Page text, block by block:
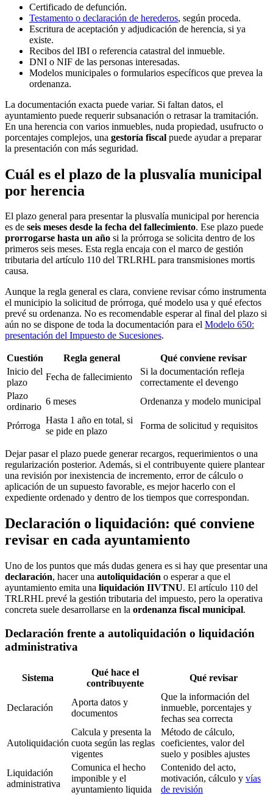
Certificado de defunción.
Testamento o declaración de herederos, según proceda.
Escritura de aceptación y adjudicación de herencia, si ya
existe.
Recibos del IBI o referencia catastral del inmueble.
DNI o NIF de las personas interesadas.
Modelos municipales o formularios específicos que prevea la
ordenanza.
La documentación exacta puede variar. Si faltan datos, el
ayuntamiento puede requerir subsanación o retrasar la tramitación.
En una herencia con varios inmuebles, nuda propiedad, usufructo o
porcentajes complejos, una gestoría fiscal puede ayudar a preparar
la presentación con más seguridad.
Cuál es el plazo de la plusvalía municipal
por herencia
El plazo general para presentar la plusvalía municipal por herencia
es de seis meses desde la fecha del fallecimiento. Ese plazo puede
prorrogarse hasta un año si la prórroga se solicita dentro de los
primeros seis meses. Esta regla encaja con el marco de gestión
tributaria del artículo 110 del TRLRHL para transmisiones mortis
causa.
Aunque la regla general es clara, conviene revisar cómo instrumenta
el municipio la solicitud de prórroga, qué modelo usa y qué efectos
prevé su ordenanza. No es recomendable esperar al final del plazo si
aún no se dispone de toda la documentación para el Modelo 650:
presentación del Impuesto de Sucesiones.
Cuestión Regla general
Qué conviene revisar
Inicio del
plazo
Fecha de fallecimiento
Si la documentación refleja
correctamente el devengo
Plazo
ordinario
6 meses Ordenanza y modelo municipal
Prórroga
Hasta 1 año en total, si
se pide en plazo
Forma de solicitud y requisitos
Dejar pasar el plazo puede generar recargos, requerimientos o una
regularización posterior. Además, si el contribuyente quiere plantear
una revisión por inexistencia de incremento, error de cálculo o
aplicación de un supuesto favorable, es mejor hacerlo con el
expediente ordenado y dentro de los tiempos que correspondan.
Declaración o liquidación: qué conviene
revisar en cada ayuntamiento
Uno de los puntos que más dudas genera es si hay que presentar una
declaración, hacer una autoliquidación o esperar a que el
ayuntamiento emita una liquidación IIVTNU. El artículo 110 del
TRLRHL prevé la gestión tributaria del impuesto, pero la operativa
concreta suele desarrollarse en la ordenanza fiscal municipal.
Declaración frente a autoliquidación o liquidación
administrativa
Sistema
Qué hace el
contribuyente
Qué revisar
Declaración
Aporta datos y
documentos
Que la información del
inmueble, porcentajes y
fechas sea correcta
Autoliquidación
Calcula y presenta la
cuota según las reglas
vigentes
Método de cálculo,
coeficientes, valor del
suelo y posibles ajustes
Liquidación
administrativa
Comunica el hecho
imponible y el
ayuntamiento liquida
Contenido del acto,
motivación, cálculo y vías
de revisión